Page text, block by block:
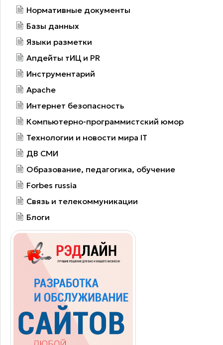
Нормативные документы
Базы данных
Языки разметки
Апдейты тИЦ и PR
Инструментарий
Apache
Интернет безопасность
Компьютерно-программистский юмор
Технологии и новости мира IT
ДВ СМИ
Образование, педагогика, обучение
Forbes russia
Связь и телекоммуникации
Блоги